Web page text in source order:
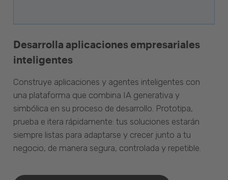
Desarrolla aplicaciones empresariales
inteligentes
Construye aplicaciones y agentes inteligentes con
una plataforma que combina IA generativa y
simbólica en su proceso de desarrollo. Prototipa,
prueba e itera rápidamente: tus soluciones estarán
siempre listas para adaptarse y crecer junto a tu
negocio, de manera segura, controlada y repetible.